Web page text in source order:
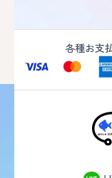
各種お支